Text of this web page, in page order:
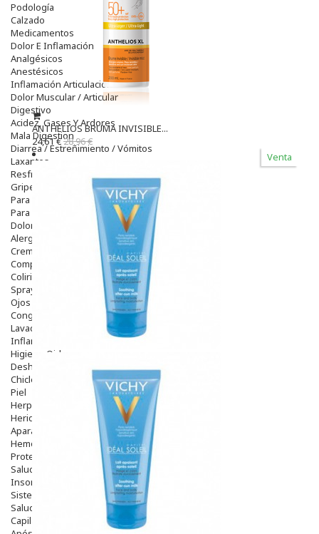
Podología
Calzado
Medicamentos
Dolor E Inflamación
Analgésicos
Anestésicos
Inflamación Articulaciones
Dolor Muscular / Articular
Digestivo
Acidez, Gases Y Ardores
Mala Digestion
Diarrea / Estreñimiento / Vómitos
Laxantes
Resfriados
Gripe Y Resfriados
Para La Tos
Para Descongestionar La Nariz
Dolor De Garganta
Alergias Y Picaduras
Cremas
Comprimidos
Colirios
Sprays
Ojos Y Oidos
Congestión
Lavado Ojos
Inflamación Del Oido (otitis)
Higiene Oido
Deshabituación Tabaquismo
Chicles
Piel
Herpes Y Hongos
Heridas Y úlceras
Aparato Genital
Hemorroides
Protectores Y Emolientes
Salud
Insomnio
Sistema Nervioso
Salud Bucodental
Capilar
ANTHELIOS BRUMA INVISIBLE...
24,61 €28,96 €
Venta